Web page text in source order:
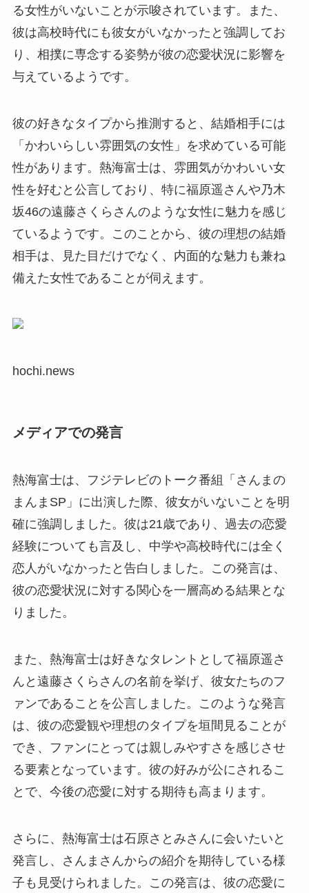
る女性がいないことが示唆されています。また、
彼は高校時代にも彼女がいなかったと強調してお
り、相撲に専念する姿勢が彼の恋愛状況に影響を
与えているようです。
彼の好きなタイプから推測すると、結婚相手には
「かわいらしい雰囲気の女性」を求めている可能
性があります。熱海富士は、雰囲気がかわいい女
性を好むと公言しており、特に福原遥さんや乃木
坂46の遠藤さくらさんのような女性に魅力を感じ
ているようです。このことから、彼の理想の結婚
相手は、見た目だけでなく、内面的な魅力も兼ね
備えた女性であることが伺えます。
hochi.news
メディアでの発言
熱海富士は、フジテレビのトーク番組「さんまの
まんまSP」に出演した際、彼女がいないことを明
確に強調しました。彼は21歳であり、過去の恋愛
経験についても言及し、中学や高校時代には全く
恋人がいなかったと告白しました。この発言は、
彼の恋愛状況に対する関心を一層高める結果とな
りました。
また、熱海富士は好きなタレントとして福原遥さ
んと遠藤さくらさんの名前を挙げ、彼女たちのフ
ァンであることを公言しました。このような発言
は、彼の恋愛観や理想のタイプを垣間見ることが
でき、ファンにとっては親しみやすさを感じさせ
る要素となっています。彼の好みが公にされるこ
とで、今後の恋愛に対する期待も高まります。
さらに、熱海富士は石原さとみさんに会いたいと
発言し、さんまさんからの紹介を期待している様
子も見受けられました。この発言は、彼の恋愛に